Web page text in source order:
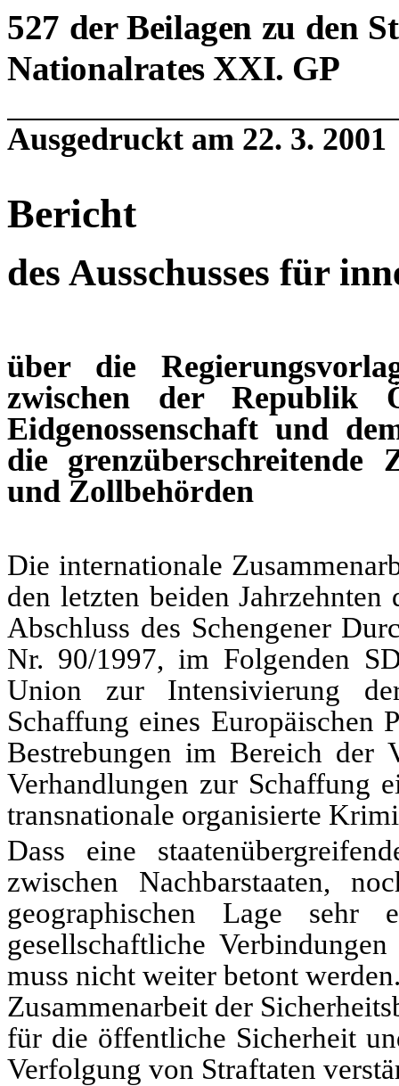
527 der Beilagen zu den
Nationalrates XXI. GP
Ausgedruckt am 22. 3. 2001
Bericht
des Ausschusses für
über die
zwischen der Republik
Eidgenossenschaft und
die grenzüberschreitende
und Zollbehörden
Die internationale
den letzten beiden
Abschluss des Schengener
Nr. 90/1997, im Folgenden
Union zur Intensivierung
Schaffung eines Europäischen
Bestrebungen im Bereich der
Verhandlungen zur Schaffung
transnationale organisierte
Dass eine
zwischen Nachbarstaaten,
geographischen Lage sehr
gesellschaftliche
muss nicht weiter betont
Zusammenarbeit der
für die öffentliche Sicherheit
Verfolgung von Straftaten